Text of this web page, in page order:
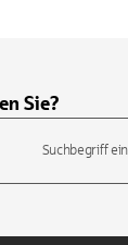
Sie?